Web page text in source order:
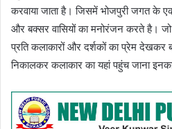
करवाया जाता है। जिसमें भोजपुरी जगत
और बक्सर वासियों का मनोरंजन करते है। जो
प्रति कलाकारों और दर्शकों का प्रेम देखकर
निकालकर कलाकार का यहां पहुंच जाना इनका